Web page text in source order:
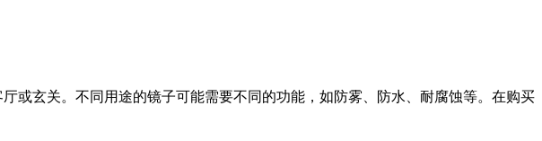
或玄关。不同用途的镜子可能需要不同的功能，如防雾、防水、耐腐蚀等。在购买